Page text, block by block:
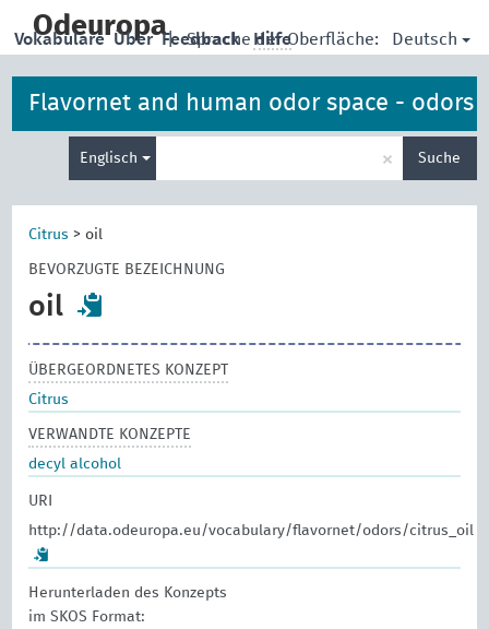
main
Odeuropa| Sprache der Oberfläche: Deutsch
Vokabulare Über Feedback Hilfe
Flavornet and human odor space - odors
Englisch × Suche
Citrus >oil
BEVORZUGTE BEZEICHNUNG
oil
ÜBERGEORDNETES KONZEPT
Citrus
VERWANDTE KONZEPTE
decyl alcohol
URI
http://data.odeuropa.eu/vocabulary/flavornet/odors/citrus_oil
Herunterladen des Konzepts
im SKOS Format: